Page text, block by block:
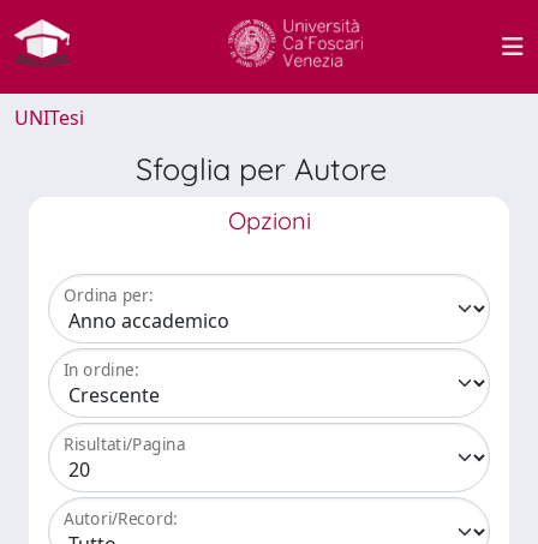
UNITesi
Sfoglia per Autore
Opzioni
Ordina per:
In ordine:
Risultati/Pagina
Autori/Record: